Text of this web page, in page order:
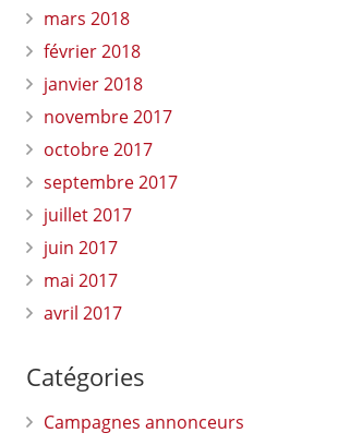
mars 2018
février 2018
janvier 2018
novembre 2017
octobre 2017
septembre 2017
juillet 2017
juin 2017
mai 2017
avril 2017
Catégories
Campagnes annonceurs